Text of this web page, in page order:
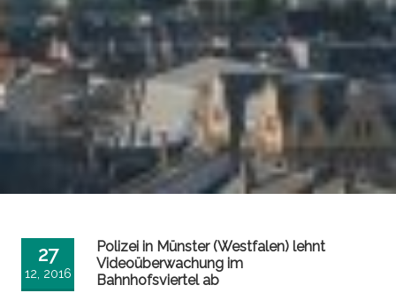
27
12, 2016
Polizei in Münster (Westfalen) lehnt
Videoüberwachung im
Bahnhofsviertel ab